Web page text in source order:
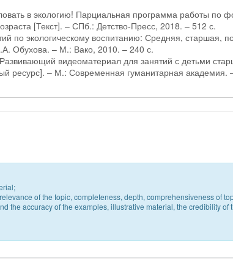
в экологию! Парциальная программа работы по
[Текст]. – СПб.: Детство-Пресс, 2018. – 512 с.
по экологическому воспитанию: Средняя, старшая,
Обухова. – М.: Вако, 2010. – 240 с.
видеоматериал для занятий с детьми
ресурс]. – М.: Современная гуманитарная академия.
of the topic, completeness, depth, comprehensiveness of
the accuracy of the examples, illustrative material, the credibility of